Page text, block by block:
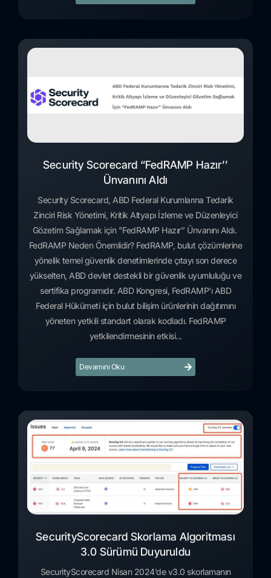
Security Scorecard “FedRAMP Hazır’’
Ünvanını Aldı
Security Scorecard, ABD Federal Kurumlarına Tedarik
Zinciri Risk Yönetimi, Kritik Altyapı İzleme ve Düzenleyici
Gözetim Sağlamak için "FedRAMP Hazır’’ Ünvanını Aldı.
FedRAMP Neden Önemlidir? FedRAMP, bulut çözümlerine
yönelik temel güvenlik denetimlerinde çıtayı son derece
yükselten, ABD devlet destekli bir güvenlik uyumluluğu ve
sertifika programıdır. ABD Kongresi, FedRAMP'ı ABD
Federal Hükümeti için bulut bilişim ürünlerinin dağıtımını
yöneten yetkili standart olarak kodladı. FedRAMP
yetkilendirmesinin etkisi...
Devamını Oku
SecurityScorecard Skorlama Algoritması
3.0 Sürümü Duyuruldu
SecurityScorecard Nisan 2024’de v3.0 skorlamanın